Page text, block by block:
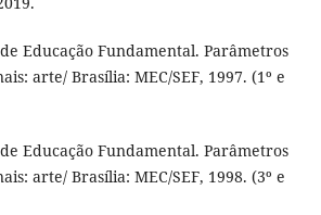
Educação Fundamental. Parâmetros
arte/ Brasília: MEC/SEF, 1997. (1º e
Educação Fundamental. Parâmetros
arte/ Brasília: MEC/SEF, 1998. (3º e